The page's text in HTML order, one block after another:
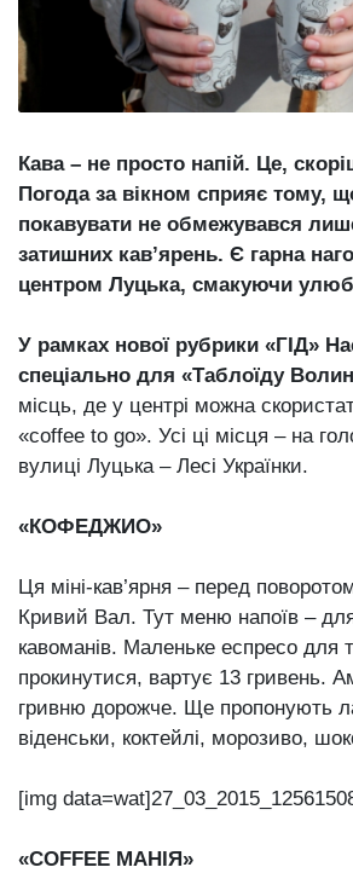
XIX
Спартакіада
VolWe...
29 Липня 2026
573 переглядів
Всі розділи
Персона
Афіша
ZONE 18+
Контакти
Політика конфіденційності
Кава – не просто напій. Це,
Погода за вікном сприяє тому,
покавувати не обмежувався
затишних кав’ярень. Є гарна
центром Луцька, смакуючи
У рамках нової рубрики «ГІД»
спеціально для «Таблоїду
місць, де у центрі можна
«coffee to go». Усі ці місця – на
вулиці Луцька – Лесі Українки.
«КОФЕДЖИО»
Ця міні-кав’ярня – перед
Кривий Вал. Тут меню напоїв –
кавоманів. Маленьке еспресо для
прокинутися, вартує 13 гривень.
гривню дорожче. Ще пропонують
віденськи, коктейлі, морозиво,
[img
«COFFEE МАНІЯ»